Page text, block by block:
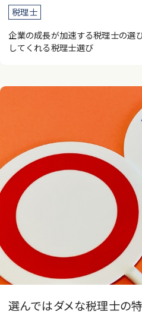
税理士
企業の成長が加速する税理士の選
してくれる税理士選び
選んではダメな税理士の